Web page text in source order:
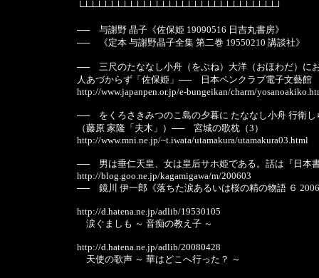
└┴┴┴┴┴┴┴┴┴┴┴┴┴┴┴┴┴┴┴┴┴┴┴┴┴┴┴┴┴┴┘
── 与謝野 晶子《佐保姫 19090516 日吉丸書房》
── 《定本 与謝野晶子全集 第二巻 19550210 講談社》
── 三尺のたななし小舟（をぶね）大洋（おほわだ）に
人あづからず「佐保姫」── 日本ペンクラブ電子文藝館
http://www.japanpen.or.jp/e-bungeikan/charm/
── をくろさきみつのこ島の夕暮に たななし小舟 行衛し
（藤原 家隆「夫木」）── 宮城の歌枕（3）
http://www.mni.ne.jp/~t.iwata/utamakura/utamakura03.html
── 男は垂仁天皇、女は皇后サホ姫である。話は『日本
http://blog.goo.ne.jp/kagamigawa/m/200603
── 鏡川 伊一郎《落ちた涙あるいは桜の精の物語 ６
http://d.hatena.ne.jp/adlib/19530105
涙ぐましも ～ 音痴の教え子 ～
http://d.hatena.ne.jp/adlib/20080428
天使の歌声 ～ 華はどこへ行った？ ～